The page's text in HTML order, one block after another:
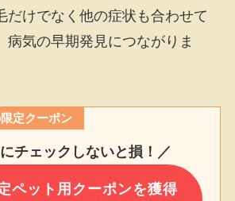
だけでなく他の症状も合わせて
病気の早期発見につながりま
定クーポン
チェックしないと損！／
ペット用クーポンを獲得